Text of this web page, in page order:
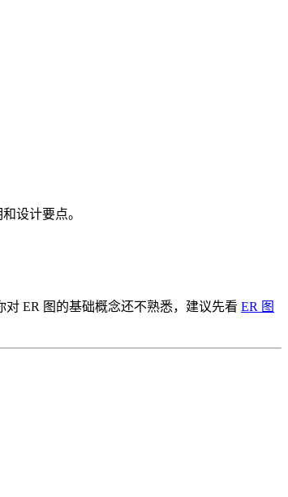
设计要点。
ER 图的基础概念还不熟悉，建议先看 ER 图